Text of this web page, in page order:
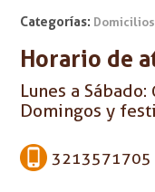
Categorías: Domicilios
Horario de
Lunes a
Domingos y
3213571705